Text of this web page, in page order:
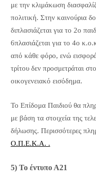
με την κλιμάκωση
πολιτική. Στην καινούρια
διπλασιάζεται για το 2ο
6πλασιάζεται για το 4ο
από κάθε φόρο, ενώ
τρίτου δεν προσμετράται
οικογενειακό εισόδημα.
Το Επίδομα Παιδιού θα
με βάση τα στοιχεία της
δήλωσης. Περισσότερες
Ο.Π.Ε.Κ.Α. .
5) Το έντυπο Α21